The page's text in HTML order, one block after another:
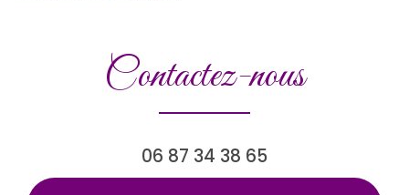
Contactez-nous
06 87 34 38 65